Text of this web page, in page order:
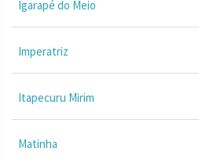
Igarapé do Meio
Imperatriz
Itapecuru Mirim
Matinha